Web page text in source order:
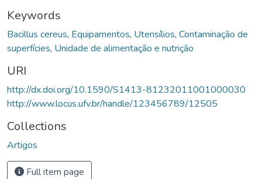
Keywords
Bacillus cereus, Equipamentos, Utensílios, Contaminação de
superfícies, Unidade de alimentação e nutrição
URI
http://dx.doi.org/10.1590/S1413-81232011001000030
http://www.locus.ufv.br/handle/123456789/12505
Collections
Artigos
Full item page